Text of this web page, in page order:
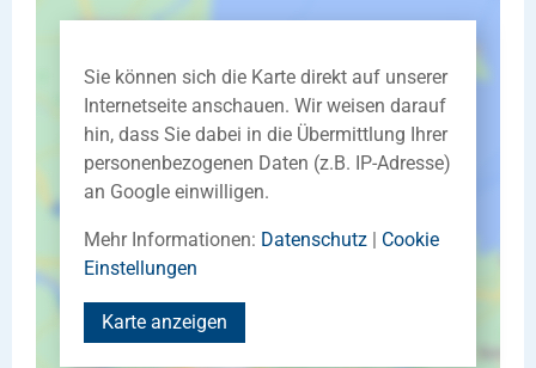
Sie können sich die Karte direkt auf unserer
Internetseite anschauen. Wir weisen darauf
hin, dass Sie dabei in die Übermittlung Ihrer
personenbezogenen Daten (z.B. IP-Adresse)
an Google einwilligen.
Mehr Informationen: Datenschutz | Cookie
Einstellungen
Karte anzeigen